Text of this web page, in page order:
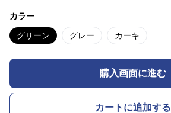
カラー
グリーン グレー カーキ
購入画面に進む
カートに追加する